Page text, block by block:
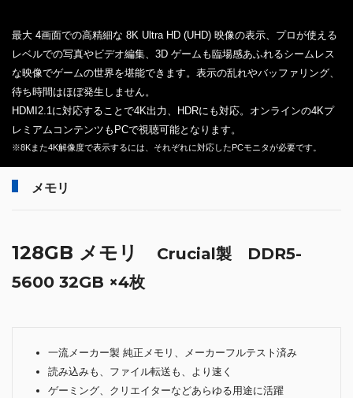
最大 4画面での高精細な 8K Ultra HD (UHD) 映像の表示、プロが使える
レベルでの写真やビデオ編集、3D ゲームも臨場感あふれるシームレス
な映像でゲームの世界を堪能できます。表示の乱れやバッファリング、
待ち時間はほぼ発生しません。
HDMI2.1に対応することで4K出力、HDRにも対応。オンラインの4Kプ
レミアムコンテンツもPCで視聴可能となります。
※8Kまた4K解像度で表示するには、それぞれに対応したPCモニタが必要です。
メモリ
128GB メモリ
Crucial製 DDR5-
5600 32GB ×4枚
一流メーカー製 純正メモリ、メーカーフルテスト済み
読み込みも、ファイル転送も、より速く
ゲーミング、クリエイターなどあらゆる用途に活躍